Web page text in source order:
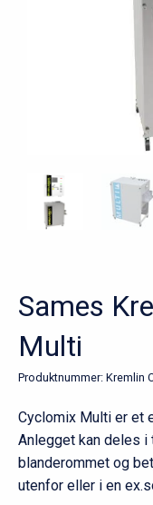
Sames
Multi
Produktnummer: Kremlin
Cyclomix Multi er et
Anlegget kan deles i
blanderommet og
utenfor eller i en